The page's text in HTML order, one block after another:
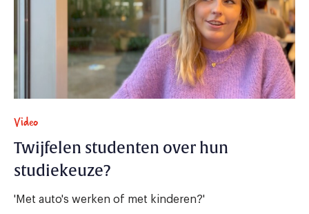
Video
Twijfelen studenten over hun
studiekeuze?
'Met auto's werken of met kinderen?'